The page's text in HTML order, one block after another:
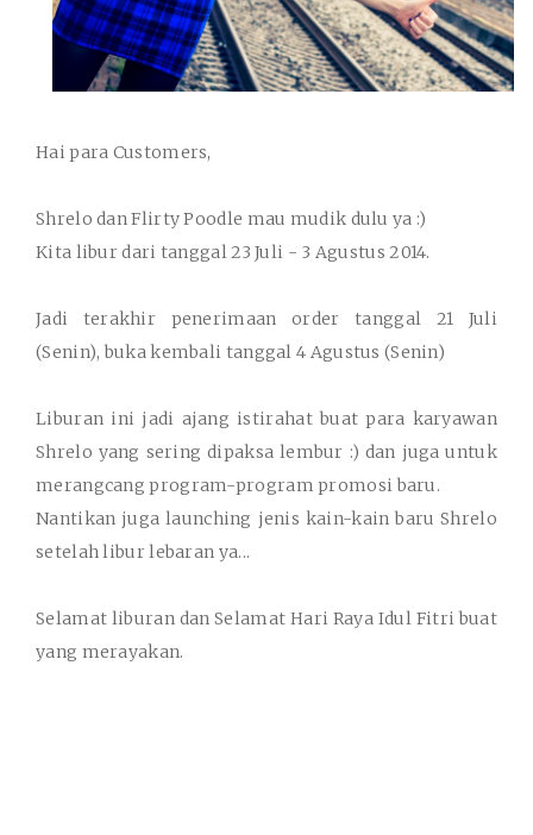
Hai para Customers,
Shrelo dan Flirty Poodle mau mudik dulu ya :)
Kita libur dari tanggal 23 Juli - 3 Agustus 2014.
Jadi terakhir penerimaan order tanggal 21 Juli
(Senin), buka kembali tanggal 4 Agustus (Senin)
Liburan ini jadi ajang istirahat buat para karyawan
Shrelo yang sering dipaksa lembur :) dan juga untuk
merangcang program-program promosi baru.
Nantikan juga launching jenis kain-kain baru Shrelo
setelah libur lebaran ya...
Selamat liburan dan Selamat Hari Raya Idul Fitri buat
yang merayakan.